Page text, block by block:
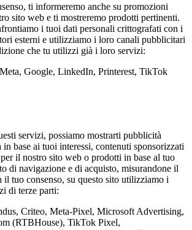
ti informeremo anche su promozioni
sito web e ti mostreremo prodotti pertinenti.
i tuoi dati personali crittografati con i
esterni e utilizziamo i loro canali pubblicitari
che tu utilizzi già i loro servizi:
Google, LinkedIn, Printerest, TikTok
servizi, possiamo mostrarti pubblicità
in base ai tuoi interessi, contenuti sponsorizzati
il nostro sito web o prodotti in base al tuo
di navigazione e di acquisto, misurandone il
il tuo consenso, su questo sito utilizziamo i
di terze parti:
Criteo, Meta-Pixel, Microsoft Advertising,
(RTBHouse), TikTok Pixel,